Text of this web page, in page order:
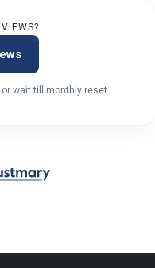
wait till monthly reset.